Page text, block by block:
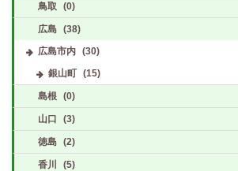
鳥取 (0)
広島 (38)
広島市内 (30)
銀山町
(15)
島根 (0)
山口 (3)
徳島 (2)
香川 (5)